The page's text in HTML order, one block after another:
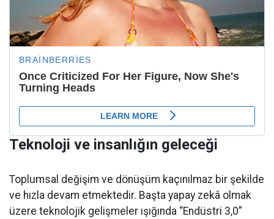
Teknoloji ve insanlığın geleceği
Toplumsal değişim ve dönüşüm kaçınılmaz bir şekilde
ve hızla devam etmektedir. Başta yapay zekâ olmak
üzere teknolojik gelişmeler ışığında “Endüstri 3,0”